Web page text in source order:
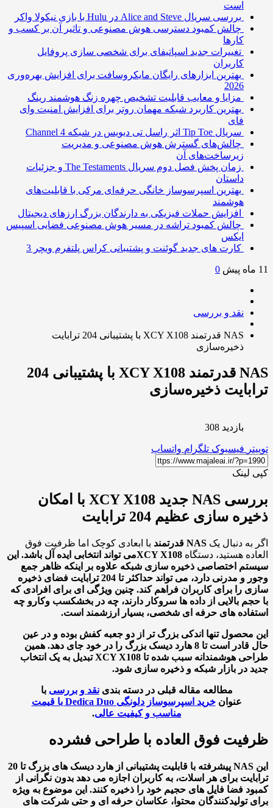
بررسی سریال Alice and Steve در Hulu با بازی نیکولا واکر
چالش کمبود دسترسی هوش مصنوعی و تاثیر آن بر کسب و
کارها
تغییرات جدید اسپاتیفای برای شخصی سازی پروفایل
کاربران
بهترین ابزارهای رایگان مایکروسافت برای افزایش بهره‌وری
مزایا و معایب قابلیت تشخیص چهره زنگ هوشمند رینگ
بهترین کاربرد شبکه مهمان روتر برای افزایش امنیت وای
سریال Tip Toe اثر راسل تی دیویس در شبکه Channel 4
چالش‌های گسترش هوش مصنوعی و مدیریت
زیرساخت‌های آن
زمان پخش فصل دوم سریال The Testaments و جزئیات
داستان
بهترین اسپرسوساز خانگی حرفه‌ای مرکی با قابلیت‌های
هوشمند
افزایش حملات فیزیکی به دارندگان بزرگ ارزهای دیجیتال
چالش کمبود تراشه در مسیر هوش مصنوعی فضایی اسپیس
کارت های جدید گوئنت و پشتیبانی کراس پلتفرم ویچر 3
0
نقد و بررسی
NAS قدرتمند XCY X108 با پشتیبانی 204 ترابایت
ذخیره‌سازی
NAS قدرتمند XCY X108 با پشتیبانی 204
ذخیره‌سازی
بازدید 308
فیسبوک تلگرام واتساپ
بررسی NAS جدید XCY X108 با امکان
سازی عظیم 204 ترابایت
دنبال یک NAS قدرتمند
با ابعادی کوچک اما ظرفیت فوق
هستید، دستگاهXCY X108می تواند انتخابی ایده آل باشد. این
اختصاصی ذخیره سازی شبکه علاوه بر اینکه ظاهر جمع
وجور و مدرنی دارد، می تواند حداکثر تا 204 ترابایت فضای ذخیره
را برای کاربران فراهم کند. چنین ویژگی ای برای افرادی که
بالایی از داده ها سروکار دارند، چه در بخش کسب وکار و چه
های حرفه ای شخصی، بسیار ارزشمند است.
محصول تنها اندکی بزرگ تر از دو جعبه کفش بوده و در عین
حال قادر است تا 8 هارد دیسک بزرگ را در خود جای دهد. همین
طراحی هوشمندانه سبب شده تا XCY X108 تبدیل به یک انتخاب
در بازار شبکه و ذخیره سازی شود.
مطالعه مقاله قبلی در دسته بندینقد و بررسیبا
عنوان
خرید اسپرسوساز دلونگی Dedica Duo با قیمت
مناسب و کیفیت عالی.
فوق العاده با طراحی فشرده
این NAS پیشرفته با قابلیت پشتیبانی از هارد دیسک های بزرگ تا 20
برای هر اسلات، به کاربران اجازه می دهد بدون نگرانی از
فضا فایل های حجیم خود را ذخیره کنند. این موضوع به ویژه
تولیدکنندگان محتوا، عکاسان حرفه ای و حتی شرکت های